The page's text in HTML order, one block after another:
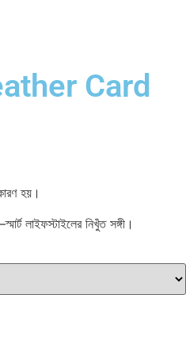
Card
হয়।
লাইফস্টাইলের নিখুঁত সঙ্গী।